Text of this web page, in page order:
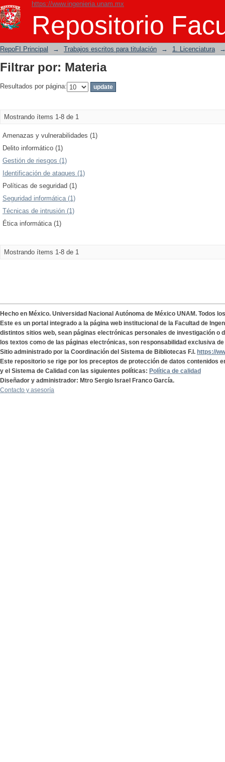
https://www.ingenieria.unam.mx
Repositorio
Filtrar por: Materia
RepoFI Principal → Trabajos escritos para titulación → 1. Licenciatura
Filtrar por: Materia
Resultados por página:
Mostrando ítems 1-8 de 1
Amenazas y vulnerabilidades (1)
Delito informático (1)
Gestión de riesgos (1)
Identificación de ataques (1)
Políticas de seguridad (1)
Seguridad informática (1)
Técnicas de intrusión (1)
Ética informática (1)
Mostrando ítems 1-8 de 1
Hecho en México. Universidad Nacional Autónoma de México UNAM. Todos
Este es un portal integrado a la página web institucional de la Facultad de
distintos sitios web, sean páginas electrónicas personales de investigación o
los textos como de las páginas electrónicas, son responsabilidad exclusiva
Sitio administrado por la Coordinación del Sistema de Bibliotecas F.I. https://
Este repositorio se rige por los preceptos de protección de datos contenidos
y el Sistema de Calidad con las siguientes políticas: Política de calidad
Diseñador y administrador: Mtro Sergio Israel Franco García.
Contacto y asesoría